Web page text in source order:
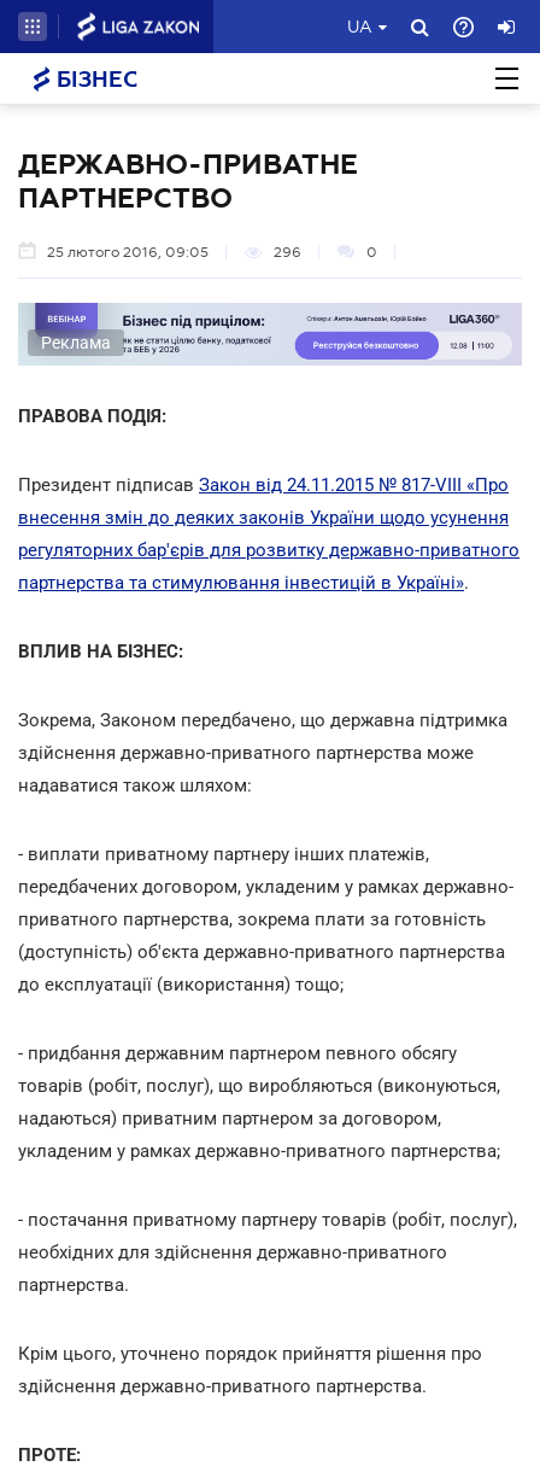
UA
БІЗНЕС
ДЕРЖАВНО-ПРИВАТНЕ
ПАРТНЕРСТВО
25 лютого 2016, 09:05 296 0
Реклама
ПРАВОВА ПОДІЯ:
Президент підписав Закон від 24.11.2015 № 817-VIII «Про
внесення змін до деяких законів України щодо усунення
регуляторних бар'єрів для розвитку державно-приватного
партнерства та стимулювання інвестицій в Україні».
ВПЛИВ НА БІЗНЕС:
Зокрема, Законом передбачено, що державна підтримка
здійснення державно-приватного партнерства може
надаватися також шляхом:
- виплати приватному партнеру інших платежів,
передбачених договором, укладеним у рамках державно-
приватного партнерства, зокрема плати за готовність
(доступність) об'єкта державно-приватного партнерства
до експлуатації (використання) тощо;
- придбання державним партнером певного обсягу
товарів (робіт, послуг), що виробляються (виконуються,
надаються) приватним партнером за договором,
укладеним у рамках державно-приватного партнерства;
- постачання приватному партнеру товарів (робіт, послуг),
необхідних для здійснення державно-приватного
партнерства.
Крім цього, уточнено порядок прийняття рішення про
здійснення державно-приватного партнерства.
ПРОТЕ: